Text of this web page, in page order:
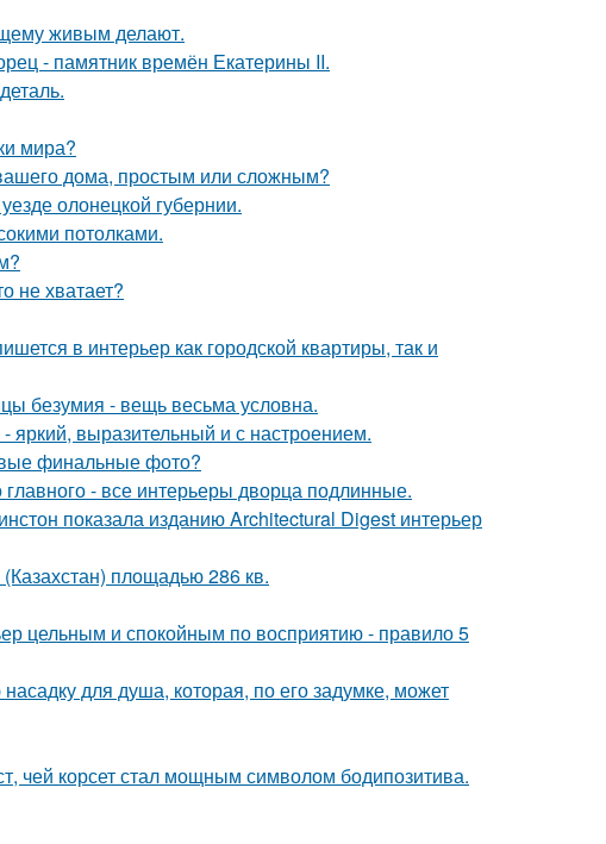
живым делают.
- памятник времён Екатерины II.
мира?
дома, простым или сложным?
олонецкой губернии.
потолками.
не хватает?
в интерьер как городской квартиры, так и
безумия - вещь весьма условна.
выразительный и с настроением.
финальные фото?
главного - все интерьеры дворца подлинные.
показала изданию Architectural Digest интерьер
площадью 286 кв.
цельным и спокойным по восприятию - правило 5
для душа, которая, по его задумке, может
чей корсет стал мощным символом бодипозитива.